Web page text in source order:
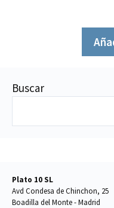
Buscar
Plato 10 SL
Avd Condesa de Chinchon, 25
Boadilla del Monte - Madrid